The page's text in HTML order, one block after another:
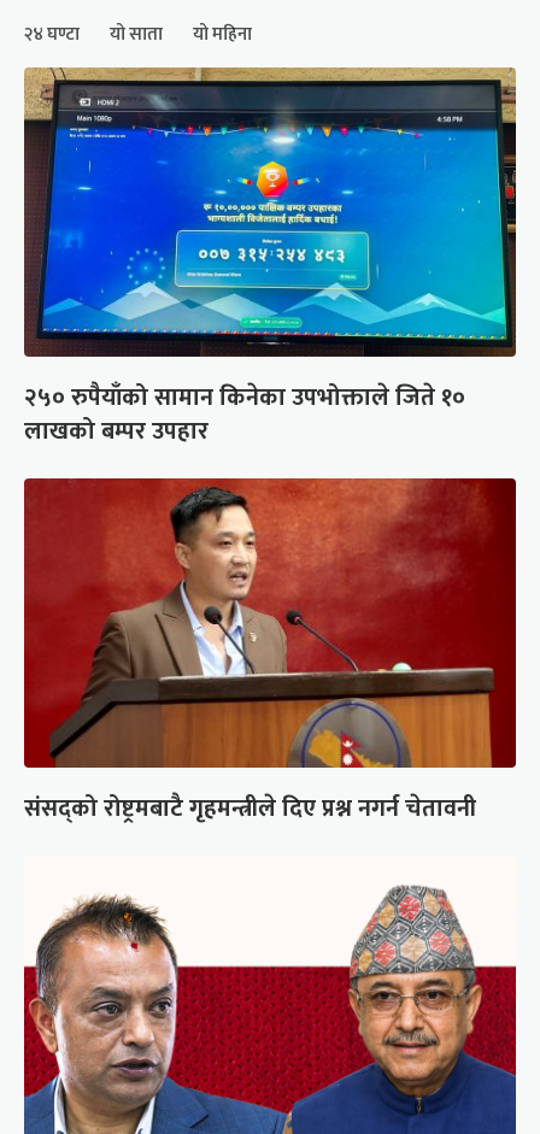
२४ घण्टा यो साता यो महिना
२५० रुपैयाँको सामान किनेका उपभोक्ताले जिते १०
लाखको बम्पर उपहार
संसद्को रोष्ट्रमबाटै गृहमन्त्रीले दिए प्रश्न नगर्न चेतावनी